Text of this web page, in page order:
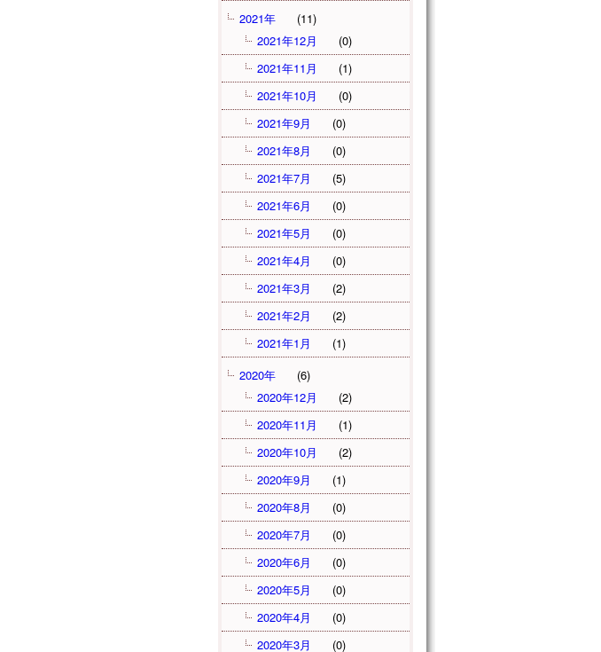
2021年
(11)
2021年12月
(0)
2021年11月
(1)
2021年10月
(0)
2021年9月
(0)
2021年8月
(0)
2021年7月
(5)
2021年6月
(0)
2021年5月
(0)
2021年4月
(0)
2021年3月
(2)
2021年2月
(2)
2021年1月
(1)
2020年
(6)
2020年12月
(2)
2020年11月
(1)
2020年10月
(2)
2020年9月
(1)
2020年8月
(0)
2020年7月
(0)
2020年6月
(0)
2020年5月
(0)
2020年4月
(0)
2020年3月
(0)